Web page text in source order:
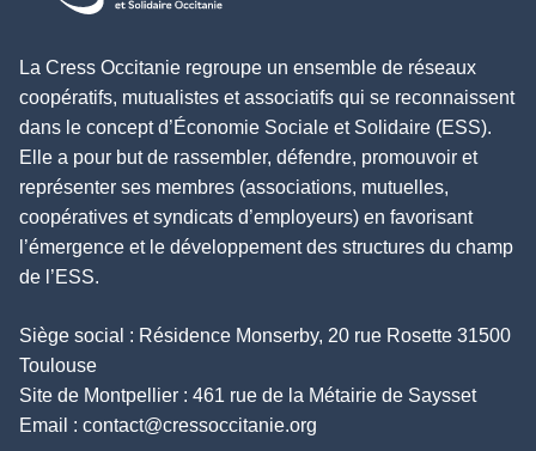
La Cress Occitanie regroupe un ensemble de réseaux
coopératifs, mutualistes et associatifs qui se reconnaissent
dans le concept d’Économie Sociale et Solidaire (ESS).
Elle a pour but de rassembler, défendre, promouvoir et
représenter ses membres (associations, mutuelles,
coopératives et syndicats d’employeurs) en favorisant
l’émergence et le développement des structures du champ
de l’ESS.
Siège social : Résidence Monserby, 20 rue Rosette 31500
Toulouse
Site de Montpellier : 461 rue de la Métairie de Saysset
Email : contact@cressoccitanie.org